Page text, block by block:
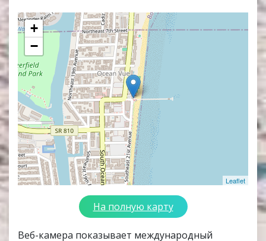
+
−
Leaflet
На полную карту
Веб-камера показывает международный